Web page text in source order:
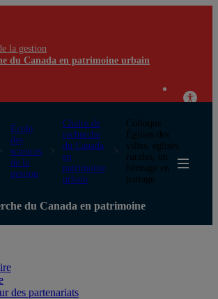
la gestion
du Canada en patrimoine urbain
École
des
sciences
de la
gestion
Chaire de
recherche
du Canada
en
patrimoine
urbain
Colloque :
Églises des
villes, églises
rurales, un
héritage en
partage
du Canada en patrimoine
des partenariats